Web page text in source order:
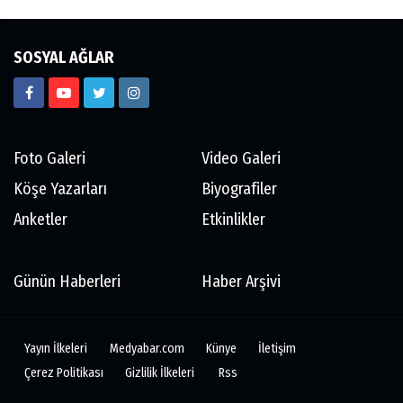
SOSYAL AĞLAR
Foto Galeri
Video Galeri
Köşe Yazarları
Biyografiler
Anketler
Etkinlikler
Günün Haberleri Haber Arşivi
Yayın İlkeleri Medyabar.com Künye
İletişim
Çerez Politikası
Gizlilik İlkeleri Rss